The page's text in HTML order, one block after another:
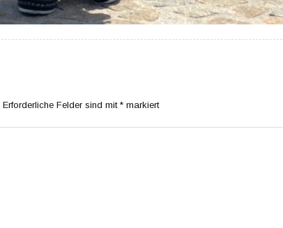
Erforderliche Felder sind mit * markiert